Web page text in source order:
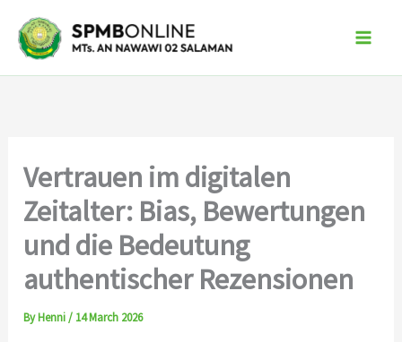
content
Vertrauen im digitalen
Zeitalter: Bias, Bewertungen
und die Bedeutung
authentischer Rezensionen
ByHenni/ 14 March 2026